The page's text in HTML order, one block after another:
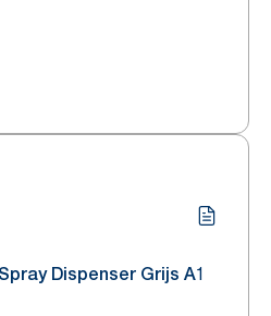
Dispenser Grijs A1